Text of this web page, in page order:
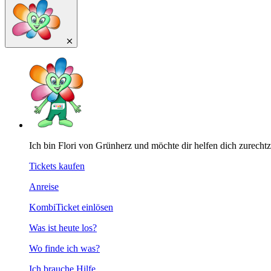
Ich bin Flori von Grünherz und möchte dir helfen dich
Tickets kaufen
Anreise
KombiTicket einlösen
Was ist heute los?
Wo finde ich was?
Ich brauche Hilfe